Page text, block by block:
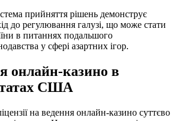
прийняття рішень демонструє
до регулювання галузі, що може стати
в питаннях подальшого
у сфері азартних ігор.
онлайн-казино в
США
на ведення онлайн-казино суттєво